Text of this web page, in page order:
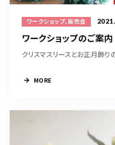
ワークショップ、販売会
ワークショップのご案内
クリスマスリースとお正月飾り
MORE